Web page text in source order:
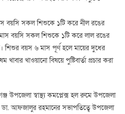
বয়সি সকল শিশুকে ১টি করে নীল রঙের
বয়সি সকল শিশুকে ১টি করে লাল রঙের
শিশুর বয়স ৬ মাস পূর্ণ হলে মায়ের দুধের
খাওয়ানো বিষয়ে পুষ্টিবার্তা প্রচার করা
উপজেলা স্বাস্থ্য কমপ্লেক্স হল রুমে উপজেলা
ডা. আফজালুর রহমানের সভাপতিত্বে উপজেলা